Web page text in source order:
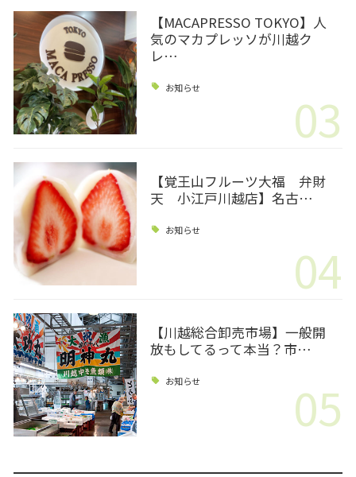
【MACAPRESSO TOKYO】人
気のマカプレッソが川越ク
レ…
お知らせ 03
【覚王山フルーツ大福 弁財
天 小江戸川越店】名古…
お知らせ
04
【川越総合卸売市場】一般開
放もしてるって本当？市…
お知らせ 05